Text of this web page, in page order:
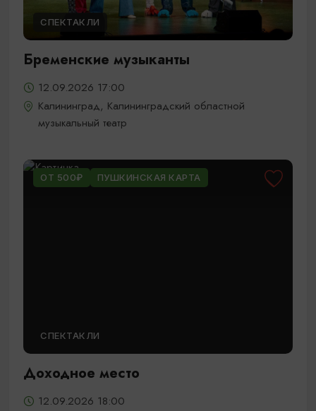
СПЕКТАКЛИ
Бременские музыканты
12.09.2026 17:00
Калининград, Калининградский областной
музыкальный театр
ОТ 500₽ ПУШКИНСКАЯ КАРТА
СПЕКТАКЛИ
Доходное место
12.09.2026 18:00